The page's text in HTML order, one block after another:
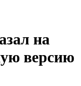
на
версию